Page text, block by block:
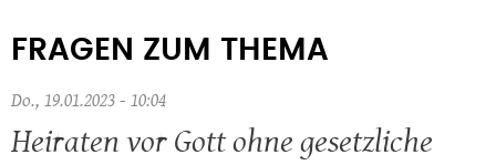
FRAGEN ZUM THEMA
Do., 19.01.2023 - 10:04
Heiraten vor Gott ohne gesetzliche